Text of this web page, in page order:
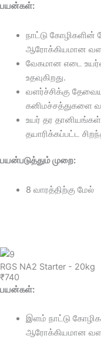
பயன்கள்:
நாட்டு கோழிகளின்
ஆரோக்கியமான
வேகமான எடை
உதவுகிறது.
வளர்ச்சிக்கு
கனிமச்சத்துகளை
உயர் தர
தயாரிக்கப்பட்ட
பயன்படுத்தும் முறை:
8 வாரத்திற்கு மேல்
RGS NA2 Starter - 20kg
₹740
பயன்கள்:
இளம் நாட்டு
ஆரோக்கியமான